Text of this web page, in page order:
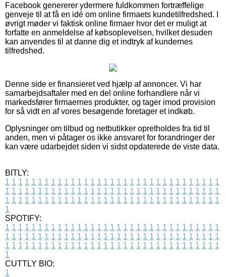
Facebook genererer ydermere fuldkommen fortræffelige
genveje til at få en idé om online firmaets kundetilfredshed. I
øvrigt møder vi faktisk online firmaer hvor det er muligt at
forfatte en anmeldelse af købsoplevelsen, hvilket desuden
kan anvendes til at danne dig et indtryk af kundernes
tilfredshed.
Denne side er finansieret ved hjælp af annoncer. Vi har
samarbejdsaftaler med en del online forhandlere når vi
markedsfører firmaernes produkter, og tager imod provision
for så vidt en af vores besøgende foretager et indkøb.
Oplysninger om tilbud og netbutikker opretholdes fra tid til
anden, men vi påtager os ikke ansvaret for forandringer der
kan være udarbejdet siden vi sidst opdaterede de viste data.
BITLY:
1 1 1 1 1 1 1 1 1 1 1 1 1 1 1 1 1 1 1 1 1 1 1 1 1 1 1 1 1 1 1 1 1
1 1 1 1 1 1 1 1 1 1 1 1 1 1 1 1 1 1 1 1 1 1 1 1 1 1 1 1 1 1 1 1 1
1 1 1 1 1 1 1 1 1 1 1 1 1 1 1 1 1 1 1 1 1 1 1 1 1 1 1 1 1 1 1 1 1
1
SPOTIFY:
1 1 1 1 1 1 1 1 1 1 1 1 1 1 1 1 1 1 1 1 1 1 1 1 1 1 1 1 1 1 1 1 1
1 1 1 1 1 1 1 1 1 1 1 1 1 1 1 1 1 1 1 1 1 1 1 1 1 1 1 1 1 1 1 1 1
1 1 1 1 1 1 1 1 1 1 1 1 1 1 1 1 1 1 1 1 1 1 1 1 1 1 1 1 1 1 1 1 1
1
CUTTLY BIO:
1